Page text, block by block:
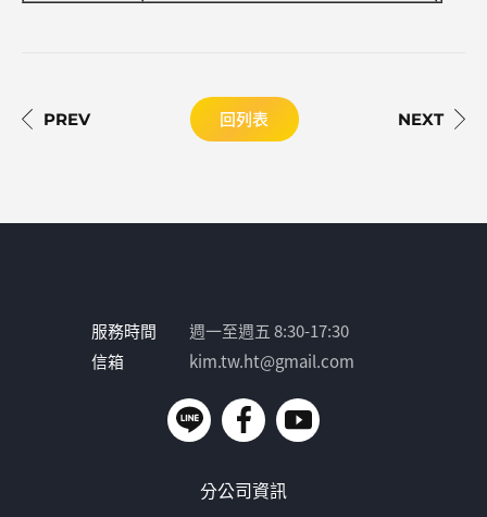
回列表
服務時間
週一至週五 8:30-17:30
信箱
kim.tw.ht@gmail.com
分公司資訊